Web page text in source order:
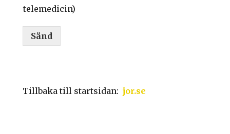
telemedicin)
Sänd
Tillbaka till startsidan:jor.se